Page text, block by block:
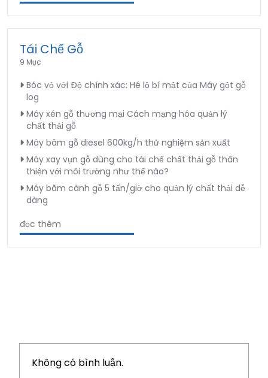
Tái Chế Gỗ
9 Mục
Bóc vỏ với Độ chính xác: Hé lộ bí mật của Máy gột gỗ
log
Máy xén gỗ thương mại Cách mạng hóa quản lý
chất thải gỗ
Máy băm gỗ diesel 600kg/h thử nghiệm sản xuất
Máy xay vụn gỗ dùng cho tái chế chất thải gỗ thân
thiện với môi trường như thế nào?
Máy băm cành gỗ 5 tấn/giờ cho quản lý chất thải dễ
dàng
đọc thêm
Không có bình luận.